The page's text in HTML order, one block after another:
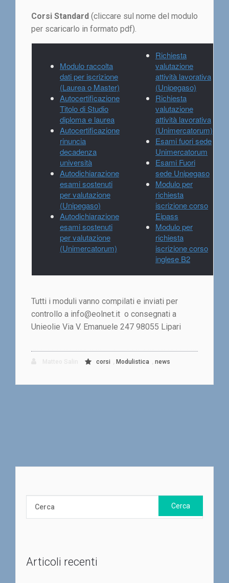
Corsi Standard (cliccare sul nome del modulo
per scaricarlo in formato pdf).
Modulo raccolta
dati per iscrizione
(Laurea o Master)
Autocertificazione
Titolo di Studio
diploma e laurea
Autocertificazione
rinuncia
decadenza
università
Autodichiarazione
esami sostenuti
per valutazione
(Unipegaso)
Autodichiarazione
esami sostenuti
per valutazione
(Unimercatorum)
Richiesta
valutazione
attività lavorativa
(Unipegaso)
Richiesta
valutazione
attività lavorativa
(Unimercatorum)
Esami fuori sede
Unimercatorum
Esami Fuori
sede Unipegaso
Modulo per
richiesta
iscrizione corso
Eipass
Modulo per
richiesta
iscrizione corso
inglese B2
Tutti i moduli vanno compilati e inviati per
controllo a info@eolnet.it o consegnati a
Unieolie Via V. Emanuele 247 98055 Lipari
corsi Modulistica news
Articoli recenti